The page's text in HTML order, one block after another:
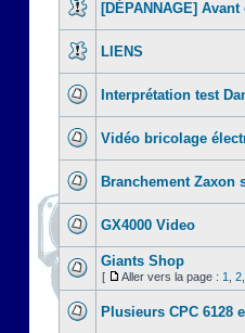
[DÉPANNAGE]
LIENS
Interprétation test
Vidéo bricolage
Branchement Zaxon
GX4000 Video
Giants Shop
[ Aller vers la page : 1 2
Plusieurs CPC 6128